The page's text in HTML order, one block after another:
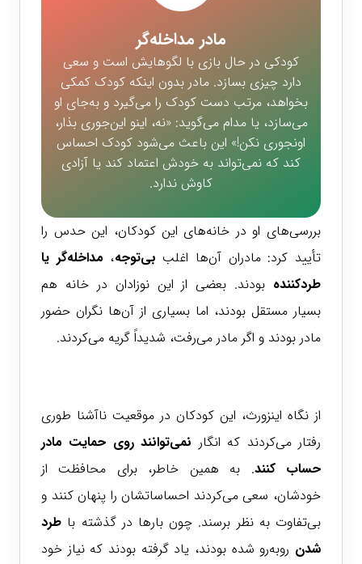
مادر مداخله‌گر
کودکی در حال بازی با لگوهایش است و سعی
دارد چیزی بسازد. مادر بدون اینکه کودک کمکی
بخواهد، مرتب دست کودک را می‌گیرد و به‌جای او
می‌سازد، یا مدام می‌گوید: «نه، اینو این‌جوری بذار،
اونجوری نکن!» این باعث می‌شود کودک احساس
کند که نمی‌تواند به خودش اعتماد کند یا آزادی
کاوش ندارد.
بررسی‌های او در خانه‌های این کودکان، این حدس را
تأیید کرد: مادران آن‌ها اغلب بی‌توجه، مداخله‌گر یا
طردکننده بودند. بعضی از این نوزادان در خانه هم
بسیار مستقل بودند، اما بسیاری از آن‌ها نگران حضور
مادر بودند و اگر مادر می‌رفت، شدیداً گریه می‌کردند.
از نگاه اینزورث، این کودکان در موقعیت ناآشنا طوری
رفتار می‌کردند که انگار نمی‌توانند روی حمایت مادر
حساب کنند. به همین خاطر، برای محافظت از
خودشان، سعی می‌کردند احساساتشان را پنهان کنند و
بی‌تفاوت به نظر برسند. چون بارها در گذشته با طرد
شدن روبه‌رو شده بودند، یاد گرفته بودند که نیاز خود